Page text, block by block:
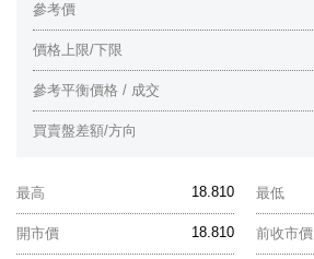
參考價
價格上限/下限
參考平衡價格 / 成交
買賣盤差額/方向
18.810
最高 最低
18.810
開市價 前收市價